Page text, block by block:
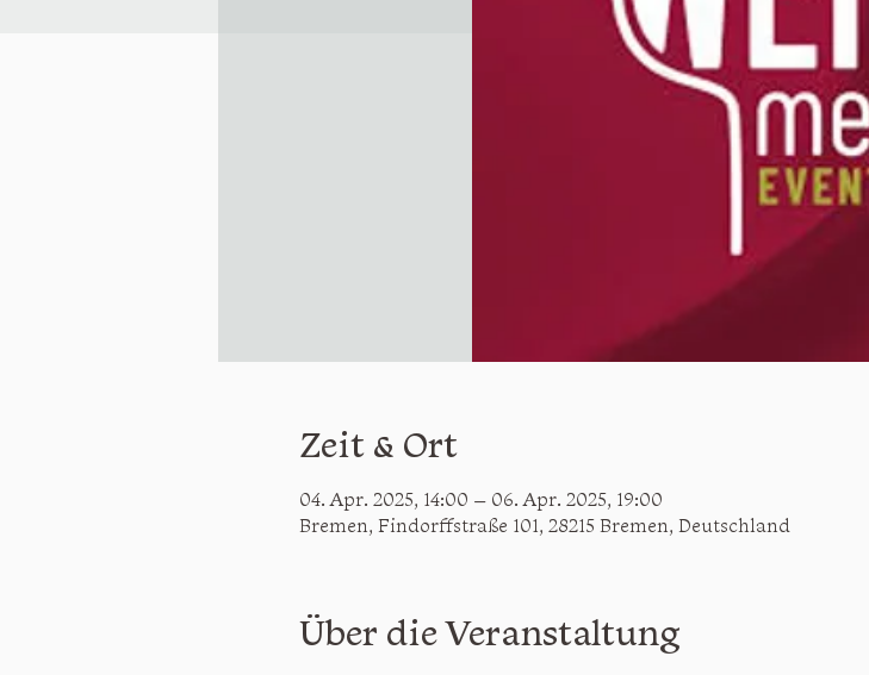
Zeit & Ort
04. Apr. 2025, 14:00 – 06. Apr. 2025, 19:00
Bremen, Findorffstraße 101, 28215 Bremen, Deutschland
Über die Veranstaltung